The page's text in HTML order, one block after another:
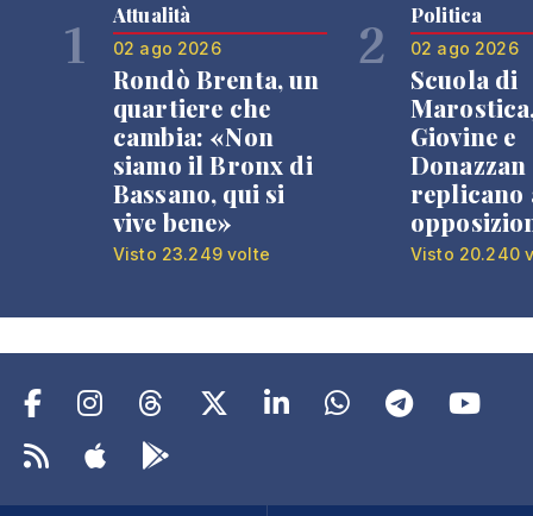
1 Attualità
02 ago 2026
Rondò Brenta, un
quartiere che
cambia: «Non
siamo il Bronx di
Bassano, qui si
vive bene»
Visto 23.249 volte
2 Politica
02 ago 2026
Scuola di
Giovine e
Donazzan
replicano
Visto 20.240